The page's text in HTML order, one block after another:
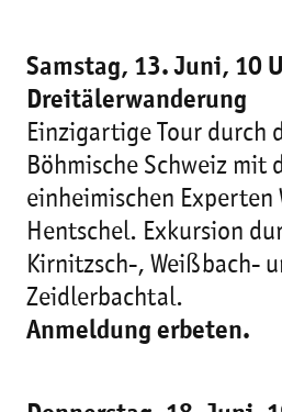
Samstag, 13. Juni, 10
Dreitälerwanderung
Einzigartige Tour durch
Böhmische Schweiz mit
einheimischen Experten
Hentschel. Exkursion
Kirnitzsch-, Weißbach-
Zeidlerbachtal.
Anmeldung erbeten.